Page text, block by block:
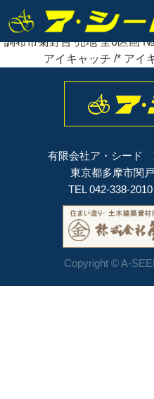
2024
調布市菊野台 売地 全6区画
調布市菊野台 売地 全6区画
アイキャッチ /* アイ
有限会社ア・シード
東京都多摩市関
TEL 042-338-
Copyright © A-